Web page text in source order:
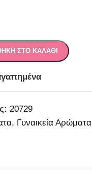
ΣΤΟ ΚΑΛΆΘΙ
20729
, Γυναικεία Αρώματα